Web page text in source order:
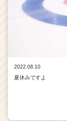
2022.08.10
夏休みですよ